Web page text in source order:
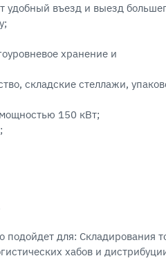
удобный въезд и выезд
хранение и
складские стеллажи,
150 кВт;
для: Складирования
хабов и